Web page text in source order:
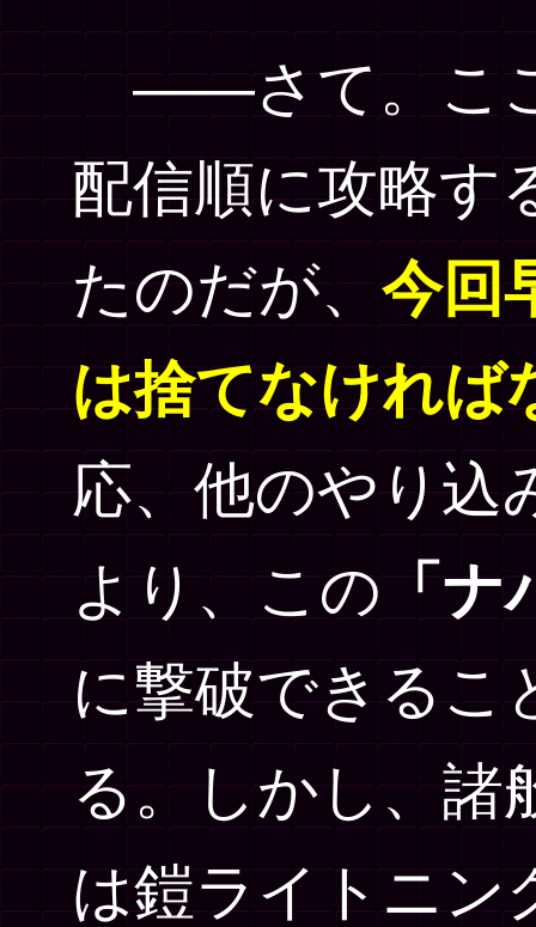
――さて。ここ
配信順に攻略す
たのだが、今回
は捨てなければ
応、他のやり込
より、この「ナ
に撃破できるこ
る。しかし、諸
は鎧ライトニン